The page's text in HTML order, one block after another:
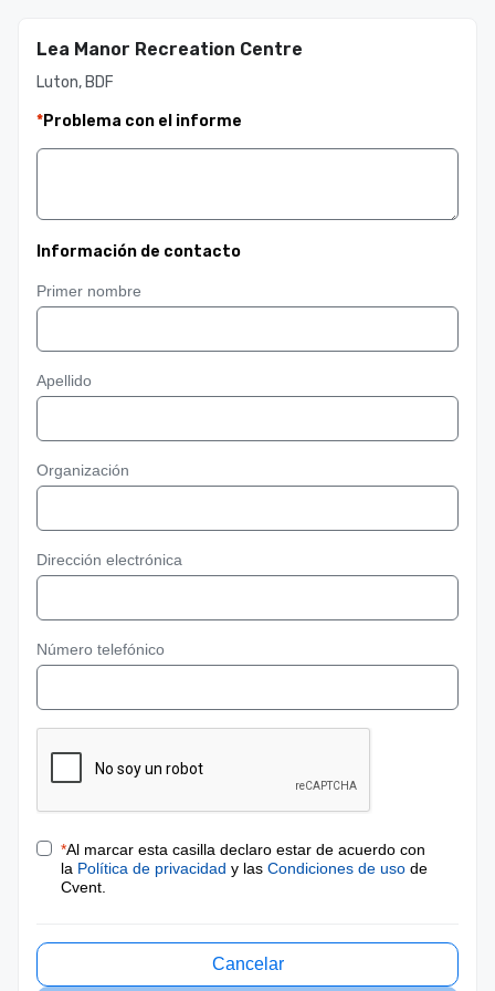
Lea Manor Recreation Centre
Luton, BDF
*Problema con el informe
Información de contacto
Primer nombre
Apellido
Organización
Dirección electrónica
Número telefónico
*Al marcar esta casilla declaro estar de acuerdo con
la Política de privacidad y las Condiciones de uso de
Cvent.
Cancelar